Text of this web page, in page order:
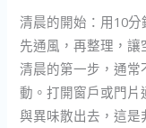
清晨的開始：用10
先通風，再整理，讓
清晨的第一步，通
動。打開窗戶或門
與異味散出去，這是